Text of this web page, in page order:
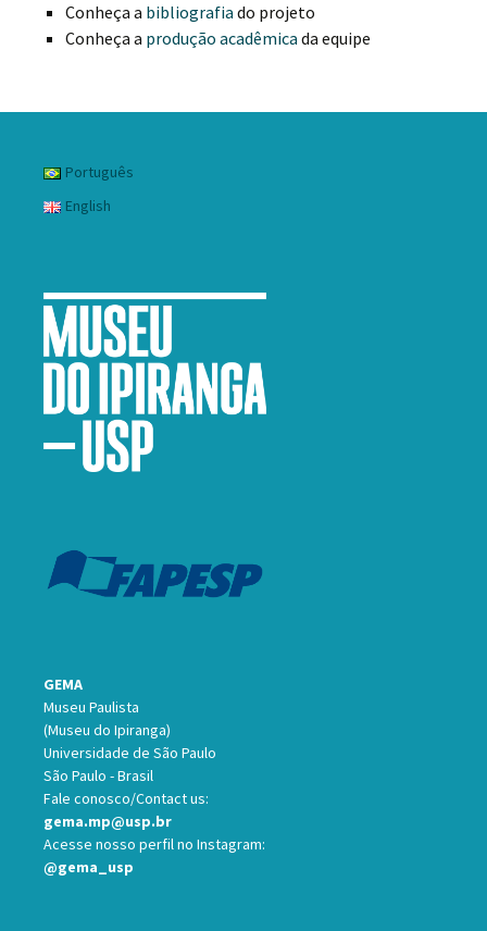
Conheça a bibliografia do projeto
Conheça a produção acadêmica da equipe
Português
English
GEMA
Museu Paulista
(Museu do Ipiranga)
Universidade de São Paulo
São Paulo - Brasil
Fale conosco/Contact us:
gema.mp@usp.br
Acesse nosso perfil no Instagram:
@gema_usp